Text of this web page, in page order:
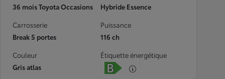
36 mois Toyota Occasions
Hybride Essence
Carrosserie
Break 5 portes
Puissance
116 ch
Couleur
Gris atlas
Étiquette énergétique